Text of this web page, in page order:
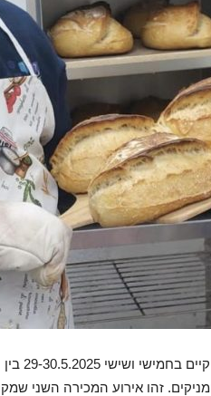
זהו אירוע המכירה השני